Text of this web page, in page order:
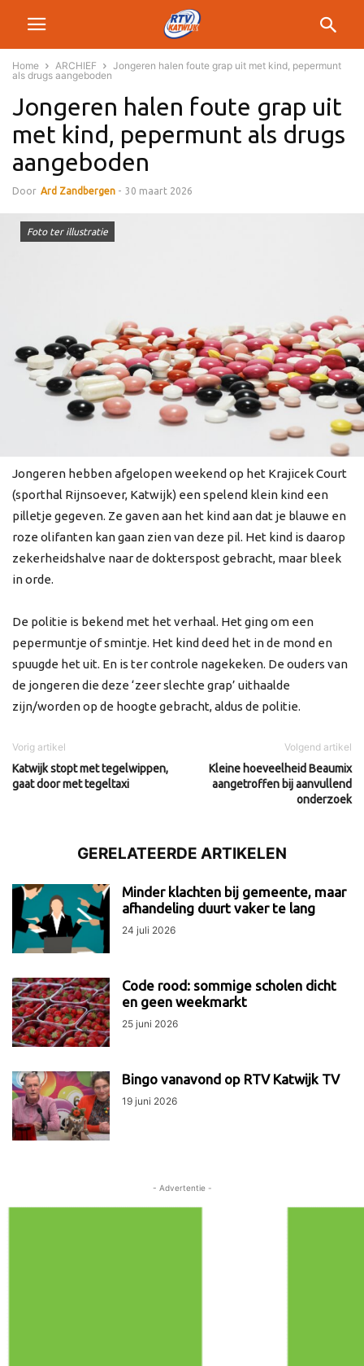
Home ARCHIEF
Jongeren halen foute grap uit met kind, pepermunt
als drugs aangeboden
Jongeren halen foute grap uit
met kind, pepermunt als drugs
aangeboden
Door Ard Zandbergen - 30 maart 2026
Foto ter illustratie
Jongeren hebben afgelopen weekend op het Krajicek Court
(sporthal Rijnsoever, Katwijk) een spelend klein kind een
pilletje gegeven. Ze gaven aan het kind aan dat je blauwe en
roze olifanten kan gaan zien van deze pil. Het kind is daarop
zekerheidshalve naar de dokterspost gebracht, maar bleek
in orde.
De politie is bekend met het verhaal. Het ging om een
pepermuntje of smintje. Het kind deed het in de mond en
spuugde het uit. En is ter controle nagekeken. De ouders van
de jongeren die deze ‘zeer slechte grap’ uithaalde
zijn/worden op de hoogte gebracht, aldus de politie.
Vorig artikel
Katwijk stopt met tegelwippen,
gaat door met tegeltaxi
Volgend artikel
Kleine hoeveelheid Beaumix
aangetroffen bij aanvullend
onderzoek
GERELATEERDE ARTIKELEN
Minder klachten bij gemeente, maar
afhandeling duurt vaker te lang
24 juli 2026
Code rood: sommige scholen dicht
en geen weekmarkt
25 juni 2026
Bingo vanavond op RTV Katwijk TV
19 juni 2026
- Advertentie -